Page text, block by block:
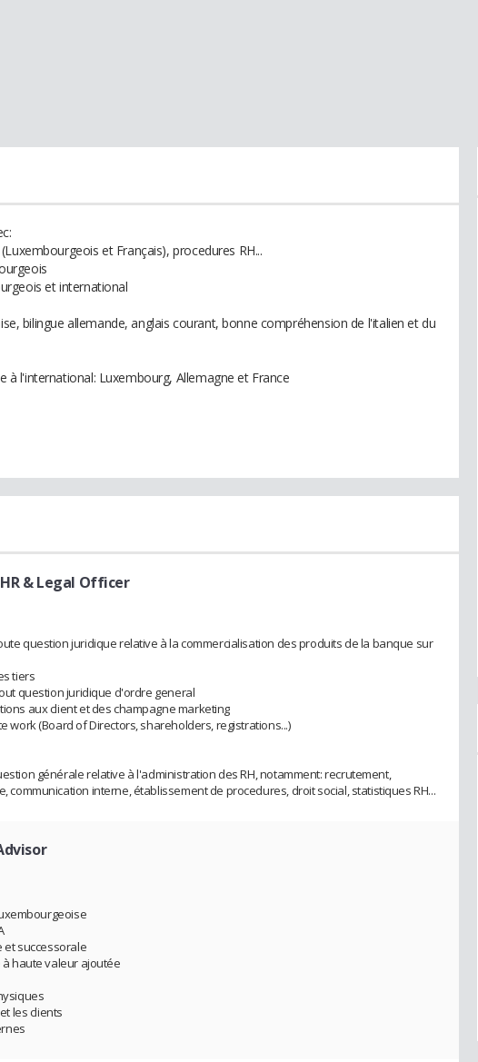
et Français), procedures RH...
et international
bilingue allemande, anglais courant, bonne compréhension de l'italien et du
à l'international: Luxembourg, Allemagne et France
& Legal Officer
question juridique relative à la commercialisation des produits de la banque sur
tiers
question juridique d'ordre general
aux client et des champagne marketing
work (Board of Directors, shareholders, registrations...)
générale relative à l'administration des RH, notamment: recrutement,
communication interne, établissement de procedures, droit social, statistiques RH...
et successorale
à haute valeur ajoutée
les clients